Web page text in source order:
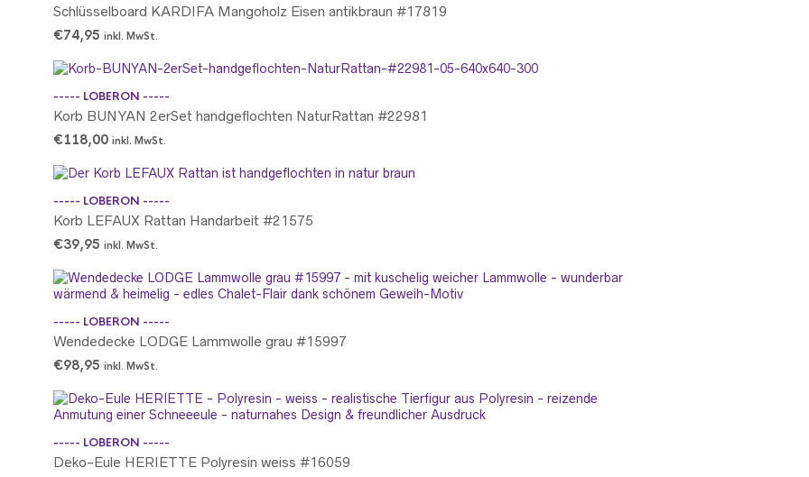
Schlüsselboard KARDIFA Mangoholz Eisen antikbraun #17819
€74,95 inkl. MwSt.
----- LOBERON -----
Korb BUNYAN 2erSet handgeflochten NaturRattan #22981
€118,00 inkl. MwSt.
----- LOBERON -----
Korb LEFAUX Rattan Handarbeit #21575
€39,95 inkl. MwSt.
----- LOBERON -----
Wendedecke LODGE Lammwolle grau #15997
€98,95 inkl. MwSt.
----- LOBERON -----
Deko-Eule HERIETTE Polyresin weiss #16059